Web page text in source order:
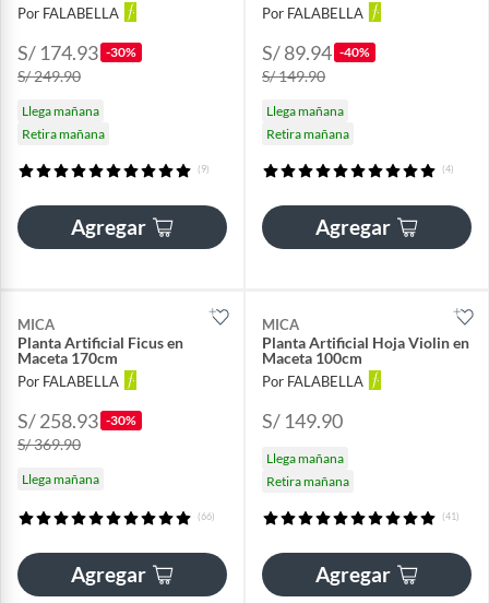
Por FALABELLA
S/ 174.93 -30%
S/ 249.90
Llega mañana
Retira mañana
(9)
Agregar
Por FALABELLA
S/ 89.94 -40%
S/ 149.90
Llega mañana
Retira mañana
(4)
Agregar
MICA
Planta Artificial Ficus en
Maceta 170cm
Por FALABELLA
S/ 258.93 -30%
S/ 369.90
Llega mañana
(66)
Agregar
MICA
Planta Artificial Hoja Violin en
Maceta 100cm
Por FALABELLA
S/ 149.90
Llega mañana
Retira mañana
(41)
Agregar